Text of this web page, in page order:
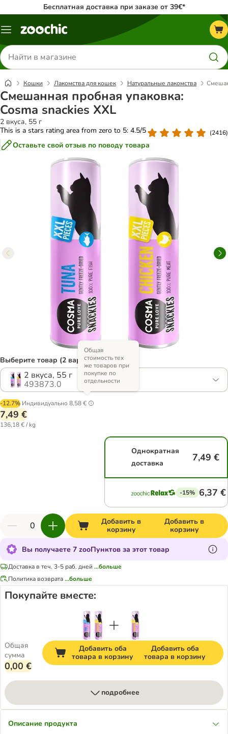
Бесплатная доставка при заказе от 39€*
Каталог
Поиск
товаров
Кошки Лакомства для кошек Натуральные лакомства
Смешанная пробная упаковка:
Cosma snackies XXL
2 вкуса, 55 г
This is a stars rating area from zero to 5: 4.5/5
(2416)
Оставьте свой отзыв по поводу товара
Выберите товар (2 вариантов)
2 вкуса, 55 г
493873.0
-12.7% Индивидуально 8,58 €
Общая
стоимость тех
же товаров при
покупке по
отдельности
7,49 €
136,18 € / kg
Однократная
доставка
7,49 €
-15% 6,37 €
Добавить в
корзину
Добавить в
корзину
Вы получаете 7 zooПунктов за этот товар
Доставка в теч. 3-5 раб. дней ...больше
Политика возврата...больше
Покупайте вместе:
Общая
сумма
0,00 €
Добавить оба
товара в корзину
Добавить оба
товара в корзину
подробнее
Описание продукта